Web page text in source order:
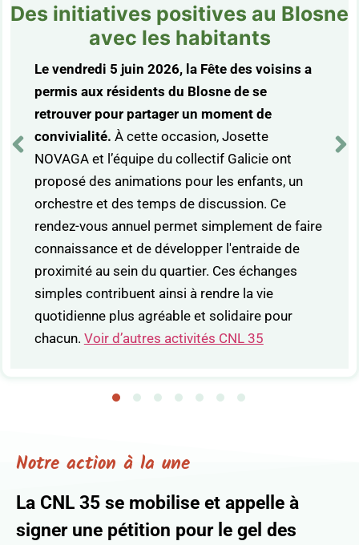
Des initiatives positives au Blosne
avec les habitants
Le vendredi 5 juin 2026, la Fête des voisins a
permis aux résidents du Blosne de se
retrouver pour partager un moment de
convivialité. À cette occasion, Josette
NOVAGA et l’équipe du collectif Galicie ont
proposé des animations pour les enfants, un
orchestre et des temps de discussion. Ce
rendez-vous annuel permet simplement de faire
connaissance et de développer l'entraide de
proximité au sein du quartier. Ces échanges
simples contribuent ainsi à rendre la vie
quotidienne plus agréable et solidaire pour
chacun. Voir d’autres activités CNL 35
Notre action à la une
La CNL 35 se mobilise et appelle à
signer une pétition pour le gel des